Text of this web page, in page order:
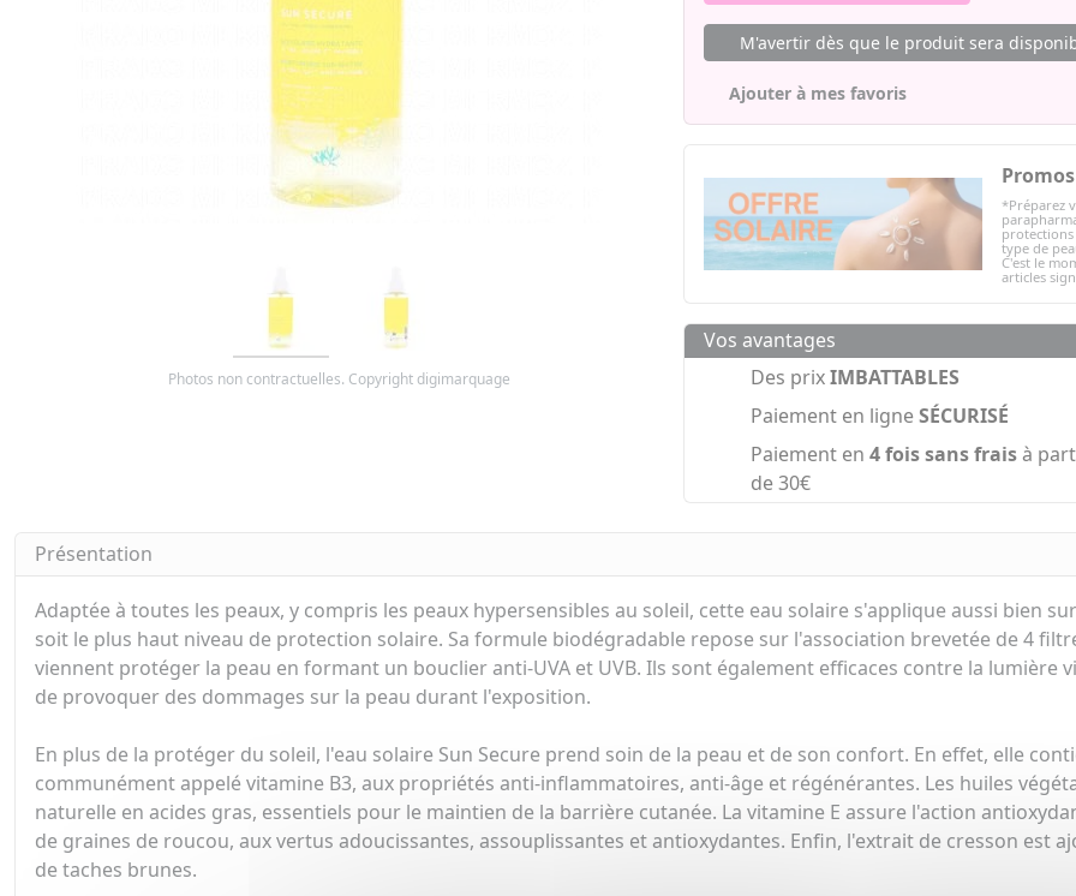
Photos non contractuelles. Copyright digimarquage
M'avertir dès que le produit sera
Ajouter à mes favoris
*Préparez
type de
C'est le
articles
Vos avantages
Des prixIMBATTABLES
Paiement en ligneSÉCURISÉ
Paiement en 4 fois sans fraisà
de 30€
Présentation
Adaptée à toutes les peaux, y compris les peaux hypersensibles au soleil, cette eau solaire s'applique aussi bien
soit le plus haut niveau de protection solaire. Sa formule biodégradable repose sur l'association brevetée de 4
viennent protéger la peau en formant un bouclier anti-UVA et UVB. Ils sont également efficaces contre la lumière
de provoquer des dommages sur la peau durant l'exposition.
En plus de la protéger du soleil, l'eau solaire Sun Secure prend soin de la peau et de son confort. En effet, elle
communément appelé vitamine B3, aux propriétés anti-inflammatoires, anti-âge et régénérantes. Les huiles
naturelle en acides gras, essentiels pour le maintien de la barrière cutanée. La vitamine E assure l'action
de graines de roucou, aux vertus adoucissantes, assouplissantes et antioxydantes. Enfin, l'extrait de cresson
de taches brunes.